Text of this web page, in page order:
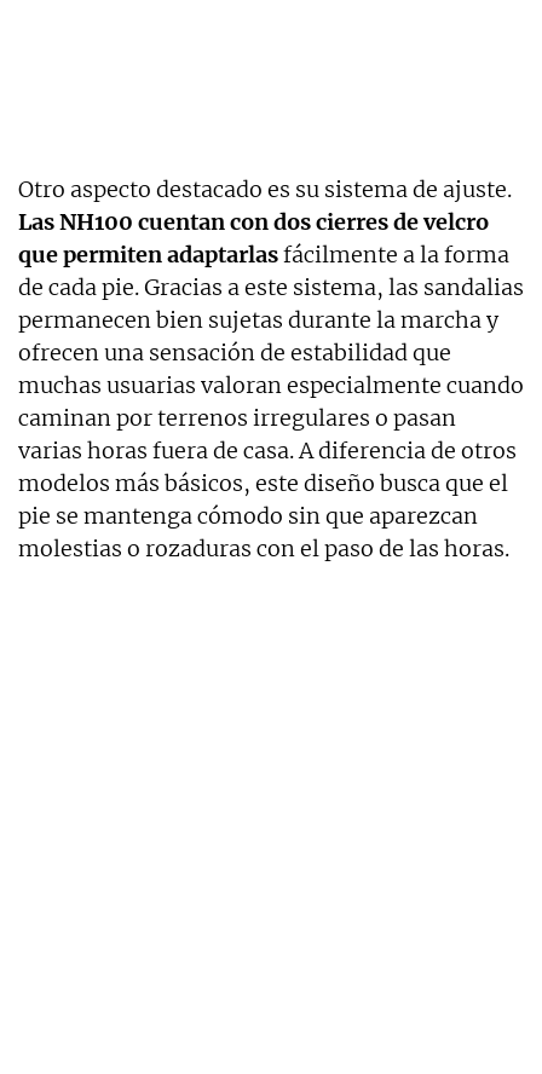
Otro aspecto destacado es su sistema de ajuste.
Las NH100 cuentan con dos cierres de velcro
que permiten adaptarlasfácilmente a la forma
de cada pie. Gracias a este sistema, las sandalias
permanecen bien sujetas durante la marcha y
ofrecen una sensación de estabilidad que
muchas usuarias valoran especialmente cuando
caminan por terrenos irregulares o pasan
varias horas fuera de casa. A diferencia de otros
modelos más básicos, este diseño busca que el
pie se mantenga cómodo sin que aparezcan
molestias o rozaduras con el paso de las horas.